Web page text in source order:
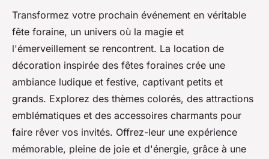
Transformez votre prochain événement en véritable
fête foraine, un univers où la magie et
l'émerveillement se rencontrent. La location de
décoration inspirée des fêtes foraines crée une
ambiance ludique et festive, captivant petits et
grands. Explorez des thèmes colorés, des attractions
emblématiques et des accessoires charmants pour
faire rêver vos invités. Offrez-leur une expérience
mémorable, pleine de joie et d'énergie, grâce à une